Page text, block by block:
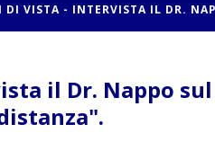
DI VISTA - INTERVISTA IL DR.
il Dr. Nappo sul